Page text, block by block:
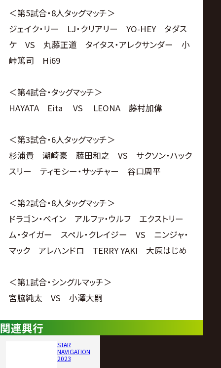
＜第5試合・8人タッグマッチ＞
ジェイク・リー LJ・クリアリー YO-HEY タダス
ケ VS 丸藤正道 タイタス・アレクサンダー 小
峠篤司 Hi69
＜第4試合・タッグマッチ＞
HAYATA Eita VS LEONA 藤村加偉
＜第3試合・6人タッグマッチ＞
杉浦貴 潮崎豪 藤田和之 VS サクソン・ハック
スリー ティモシー・サッチャー 谷口周平
＜第2試合・8人タッグマッチ＞
ドラゴン・ベイン アルファ・ウルフ エクストリー
ム・タイガー スペル・クレイジー VS ニンジャ・
マック アレハンドロ TERRY YAKI 大原はじめ
＜第1試合・シングルマッチ＞
宮脇純太 VS 小澤大嗣
関連興行
STAR
NAVIGATION
2023